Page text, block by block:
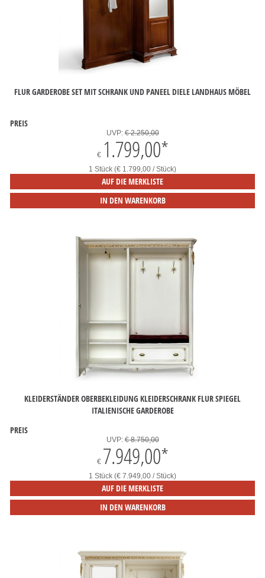
FLUR GARDEROBE SET MIT SCHRANK UND PANEEL DIELE LANDHAUS MÖBEL
PREIS
UVP:€ 2.250,00
€ 1.799,00*
1 Stück (€ 1.799,00 / Stück)
AUF DIE MERKLISTE
IN DEN WARENKORB
KLEIDERSTÄNDER OBERBEKLEIDUNG KLEIDERSCHRANK FLUR SPIEGEL
ITALIENISCHE GARDEROBE
PREIS
UVP:€ 8.750,00
€ 7.949,00*
1 Stück (€ 7.949,00 / Stück)
AUF DIE MERKLISTE
IN DEN WARENKORB